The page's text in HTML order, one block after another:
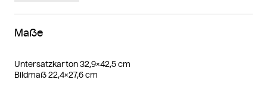
Maße
Untersatzkarton 32,9×42,5 cm
Bildmaß 22,4×27,6 cm